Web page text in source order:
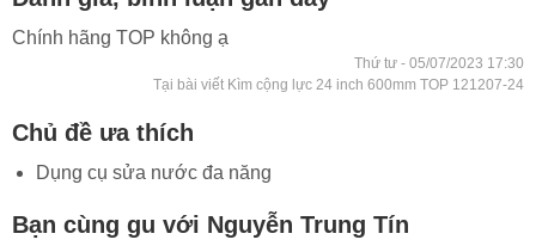
Chính hãng TOP không ạ
Thứ tư - 05/07/2023 17:30
Tại bài viết Kìm cộng lực 24 inch 600mm TOP 121207-24
Chủ đề ưa thích
Dụng cụ sửa nước đa năng
Bạn cùng gu với Nguyễn Trung Tín